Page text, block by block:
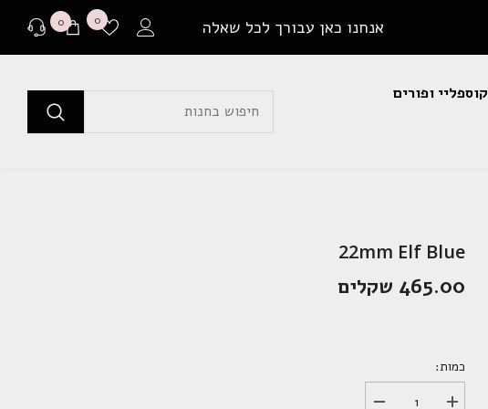
אנחנו כאן עבורך לכל שאלה 0 רשימת
משאלות
0
0
פריטים
בכל שאלה או התלבטות ניתן ליצור איתנו קשר במגוון
קוספליי ופורים
22mm Elf Blue
465.00 שקלים
כמות: